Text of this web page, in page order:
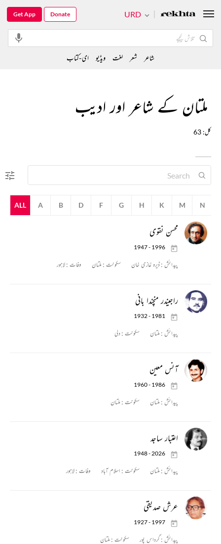
ملتان کے شاعر اور ادیب
کل: 63
ALL A B D F G H K M N
محسن نقوی
1947 - 1996
پیدائش :ڈیرہ غازی خان سکونت :ملتان وفات :لاہور
راجیندر منچندا بانی
1932 - 1981
پیدائش :ملتان سکونت :دلی
آنس معین
1960 - 1986
پیدائش :ملتان سکونت :ملتان
اعتبار ساجد
1948 - 2026
پیدائش :ملتان سکونت : اسلام آباد وفات :لاہور
عرش صدیقی
1927 - 1997
پیدائش :گرداس پور سکونت :ملتان
URD
Get App Donate
شاعر شعر لغت ویڈیو ای-کتاب